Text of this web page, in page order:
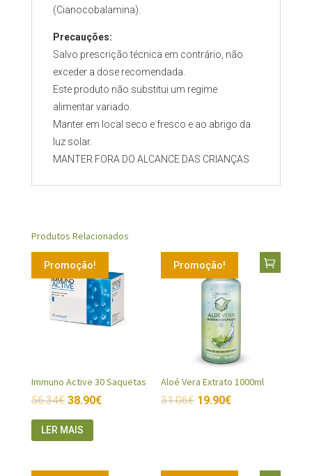
(Cianocobalamina).
Precauções:
Salvo prescrição técnica em contrário, não
exceder a dose recomendada.
Este produto não substitui um regime
alimentar variado.
Manter em local seco e fresco e ao abrigo da
luz solar.
MANTER FORA DO ALCANCE DAS CRIANÇAS
Produtos Relacionados
Promoção!
Immuno Active 30 Saquetas
56.34€ 38.90€
LER MAIS
Promoção!
Aloé Vera Extrato 1000ml
31.06€ 19.90€